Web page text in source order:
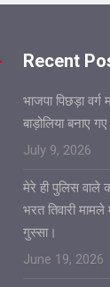
Recent
भाजपा पिछड़ा वर्ग
बाड़ोलिया बनाए
July 9, 2026
मेरे ही पुलिस वाले
भरत तिवारी
गुस्सा।
June 19, 2026